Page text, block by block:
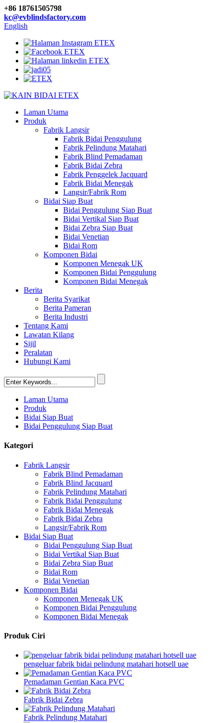
+86 18761505798
kc@evblindsfactory.com
English
Laman Utama
Produk
Fabrik Langsir
Fabrik Bidai Penggulung
Fabrik Pelindung Matahari
Fabrik Blind Pemadaman
Fabrik Bidai Zebra
Fabrik Penggelek Jacquard
Fabrik Bidai Menegak
Langsir/Fabrik Rom
Bidai Siap Buat
Bidai Penggulung Siap Buat
Bidai Vertikal Siap Buat
Bidai Zebra Siap Buat
Bidai Venetian
Bidai Rom
Komponen Bidai
Komponen Menegak UK
Komponen Bidai Penggulung
Komponen Bidai Menegak
Berita
Berita Syarikat
Berita Pameran
Berita Industri
Tentang Kami
Lawatan Kilang
Sijil
Peralatan
Hubungi Kami
Laman Utama
Produk
Bidai Siap Buat
Bidai Penggulung Siap Buat
Kategori
Fabrik Langsir
Fabrik Blind Pemadaman
Fabrik Blind Jacquard
Fabrik Pelindung Matahari
Fabrik Bidai Penggulung
Fabrik Bidai Menegak
Fabrik Bidai Zebra
Langsir/Fabrik Rom
Bidai Siap Buat
Bidai Penggulung Siap Buat
Bidai Vertikal Siap Buat
Bidai Zebra Siap Buat
Bidai Rom
Bidai Venetian
Komponen Bidai
Komponen Menegak UK
Komponen Bidai Penggulung
Komponen Bidai Menegak
Produk Ciri
pengeluar fabrik bidai pelindung matahari hotsell uae
Pemadaman Gentian Kaca PVC
Fabrik Bidai Zebra
Fabrik Pelindung Matahari